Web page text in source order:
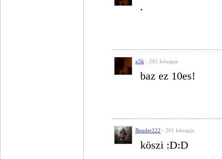
.
x5k - 201 hónapja
baz ez 10es!
Bender222 - 201 hónapja
köszi :D:D